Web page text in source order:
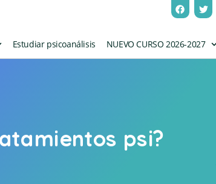
Estudiar psicoanálisis NUEVO CURSO 2026-2027
psi?